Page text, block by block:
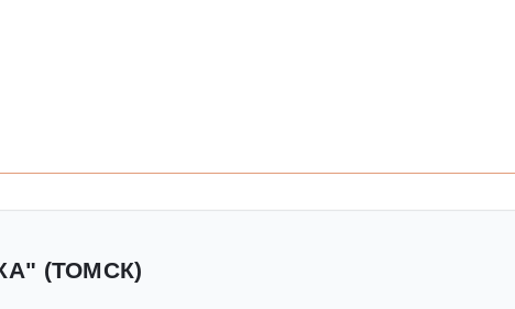
(ТОМСК)